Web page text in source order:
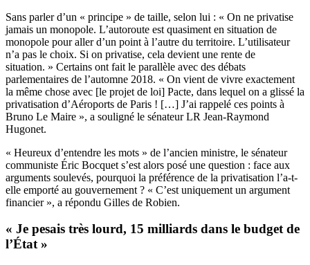
Sans parler d’un « principe » de taille, selon lui : « On ne privatise
jamais un monopole. L’autoroute est quasiment en situation de
monopole pour aller d’un point à l’autre du territoire. L’utilisateur
n’a pas le choix. Si on privatise, cela devient une rente de
situation. » Certains ont fait le parallèle avec des débats
parlementaires de l’automne 2018. « On vient de vivre exactement
la même chose avec [le projet de loi] Pacte, dans lequel on a glissé la
privatisation d’Aéroports de Paris ! […] J’ai rappelé ces points à
Bruno Le Maire », a souligné le sénateur LR Jean-Raymond
Hugonet.
« Heureux d’entendre les mots » de l’ancien ministre, le sénateur
communiste Éric Bocquet s’est alors posé une question : face aux
arguments soulevés, pourquoi la préférence de la privatisation l’a-t-
elle emporté au gouvernement ? « C’est uniquement un argument
financier », a répondu Gilles de Robien.
« Je pesais très lourd, 15 milliards dans le budget de
l’État »